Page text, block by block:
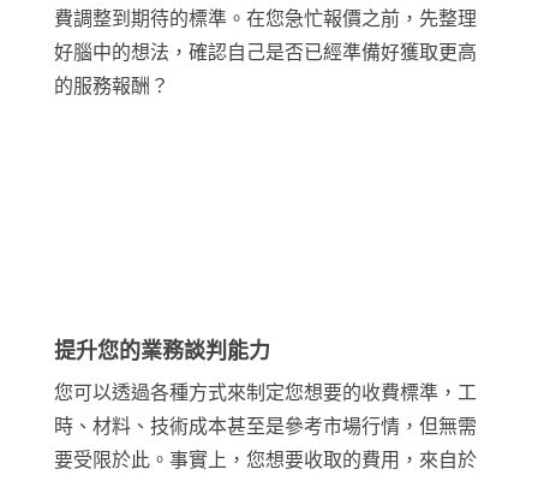
費調整到期待的標準。在您急忙報價之前，先整理
好腦中的想法，確認自己是否已經準備好獲取更高
的服務報酬？
提升您的業務談判能力
您可以透過各種方式來制定您想要的收費標準，工
時、材料、技術成本甚至是參考市場行情，但無需
要受限於此。事實上，您想要收取的費用，來自於